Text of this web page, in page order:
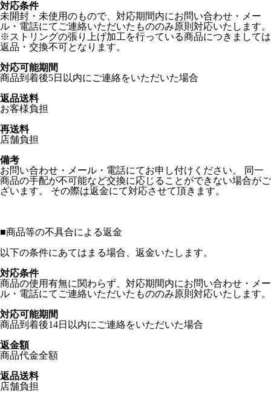
対応条件
未開封・未使用のもので、対応期間内にお問い合わせ・メー
ル・電話にてご連絡いただいたもののみ原則対応いたします。
※ストリングの張り上げ加工を行っている商品につきましては
返品・交換不可となります。
対応可能期間
商品到着後5日以内にご連絡をいただいた場合
返品送料
お客様負担
再送料
店舗負担
備考
お問い合わせ・メール・電話にてお申し付けください。 同一
商品の手配が不可能など交換に応じることができない場合がご
ざいます。 その際は返金にて対応させて頂きます。
■商品等の不具合による返金
以下の条件にあてはまる場合、返金いたします。
対応条件
商品の使用有無に関わらず、対応期間内にお問い合わせ・メー
ル・電話にてご連絡いただいたもののみ原則対応いたします。
対応可能期間
商品到着後14日以内にご連絡をいただいた場合
返金額
商品代金全額
返品送料
店舗負担